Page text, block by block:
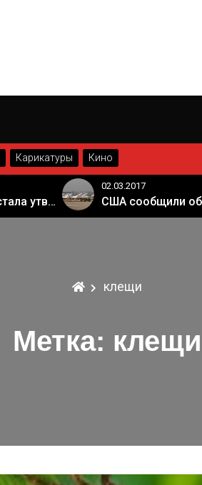
Карикатуры Кино
Палата лордов не стала утверждать законопроект о "брексите"
02.03.2017
клещи
Метка: клещи